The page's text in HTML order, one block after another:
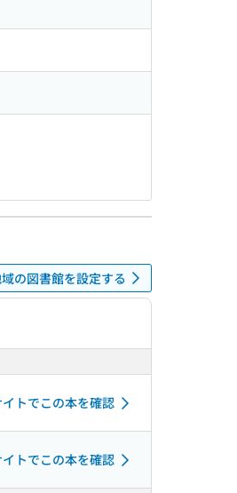
の図書館を設定する
トでこの本を確認
トでこの本を確認